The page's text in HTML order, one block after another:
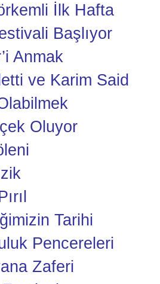
İlk Hafta
Başlıyor
Anmak
ve Karim Said
Oluyor
Tarihi
Pencereleri
Zaferi